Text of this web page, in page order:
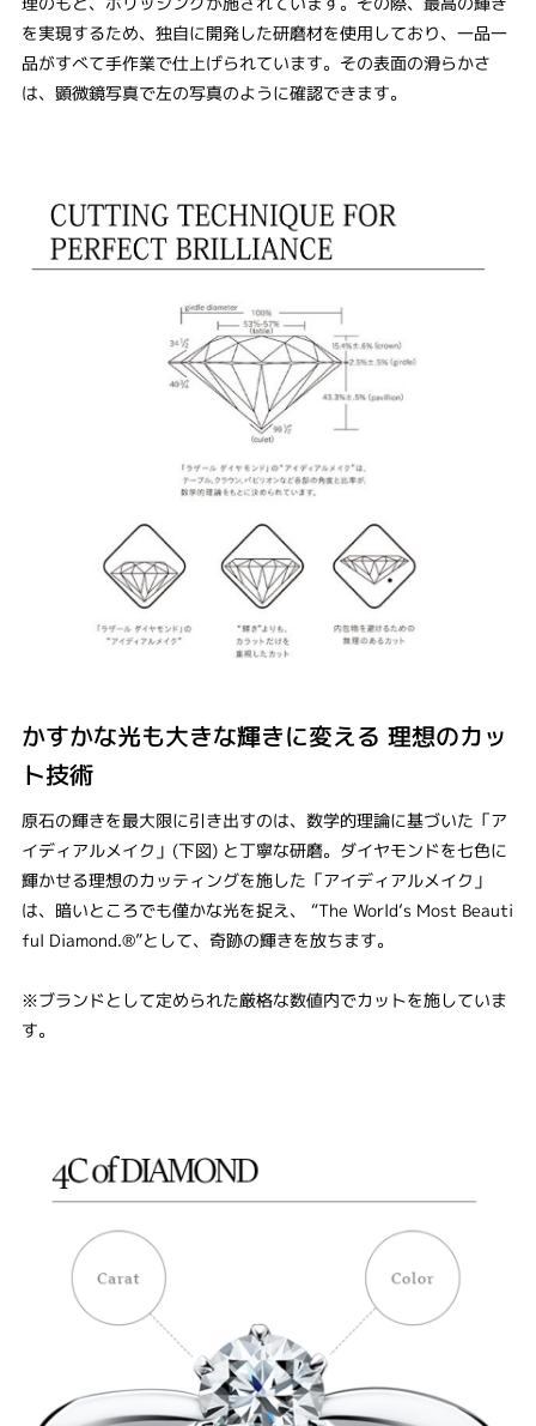
を実現するため、独自に開発した研磨材を使用しており、一品一
品がすべて手作業で仕上げられています。その表面の滑らかさ
は、顕微鏡写真で左の写真のように確認できます。
かすかな光も大きな輝きに変える 理想のカッ
ト技術
原石の輝きを最大限に引き出すのは、数学的理論に基づいた「ア
イディアルメイク」(下図) と丁寧な研磨。ダイヤモンドを七色に
輝かせる理想のカッティングを施した「アイディアルメイク」
は、暗いところでも僅かな光を捉え、 “The World‘s Most Beauti
ful Diamond.®”として、奇跡の輝きを放ちます。
※ブランドとして定められた厳格な数値内でカットを施していま
す。